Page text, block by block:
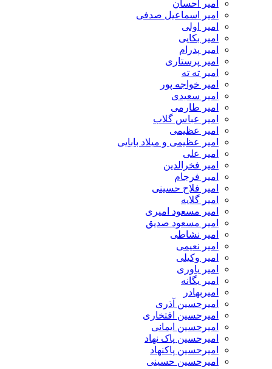
امیر احسان
امیر اسماعیل صدفی
امیر اولی
امیر بکایی
امیر پدرام
امیر پرستاری
امیر ته ته
امیر خواجه پور
امیر سعیدی
امیر طارمی
امیر عباس گلاب
امیر عظیمی
امیر عظیمی و میلاد بابایی
امیر علی
امیر فخرالدین
امیر فرجام
امیر فلاح حسینی
امیر گلایه
امیر مسعود امیری
امیر مسعود صدیق
امیر نشاطی
امیر نعیمی
امیر وکیلی
امیر یاوری
امیر یگانه
امیربهادر
امیرحسین آذری
امیرحسین افتخاری
امیرحسین ایمانی
امیرحسین پاک نهاد
امیرحسین پاکنهاد
امیرحسین حسینی